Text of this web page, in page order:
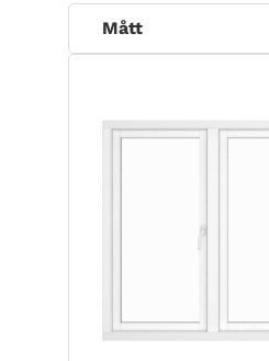
Mått